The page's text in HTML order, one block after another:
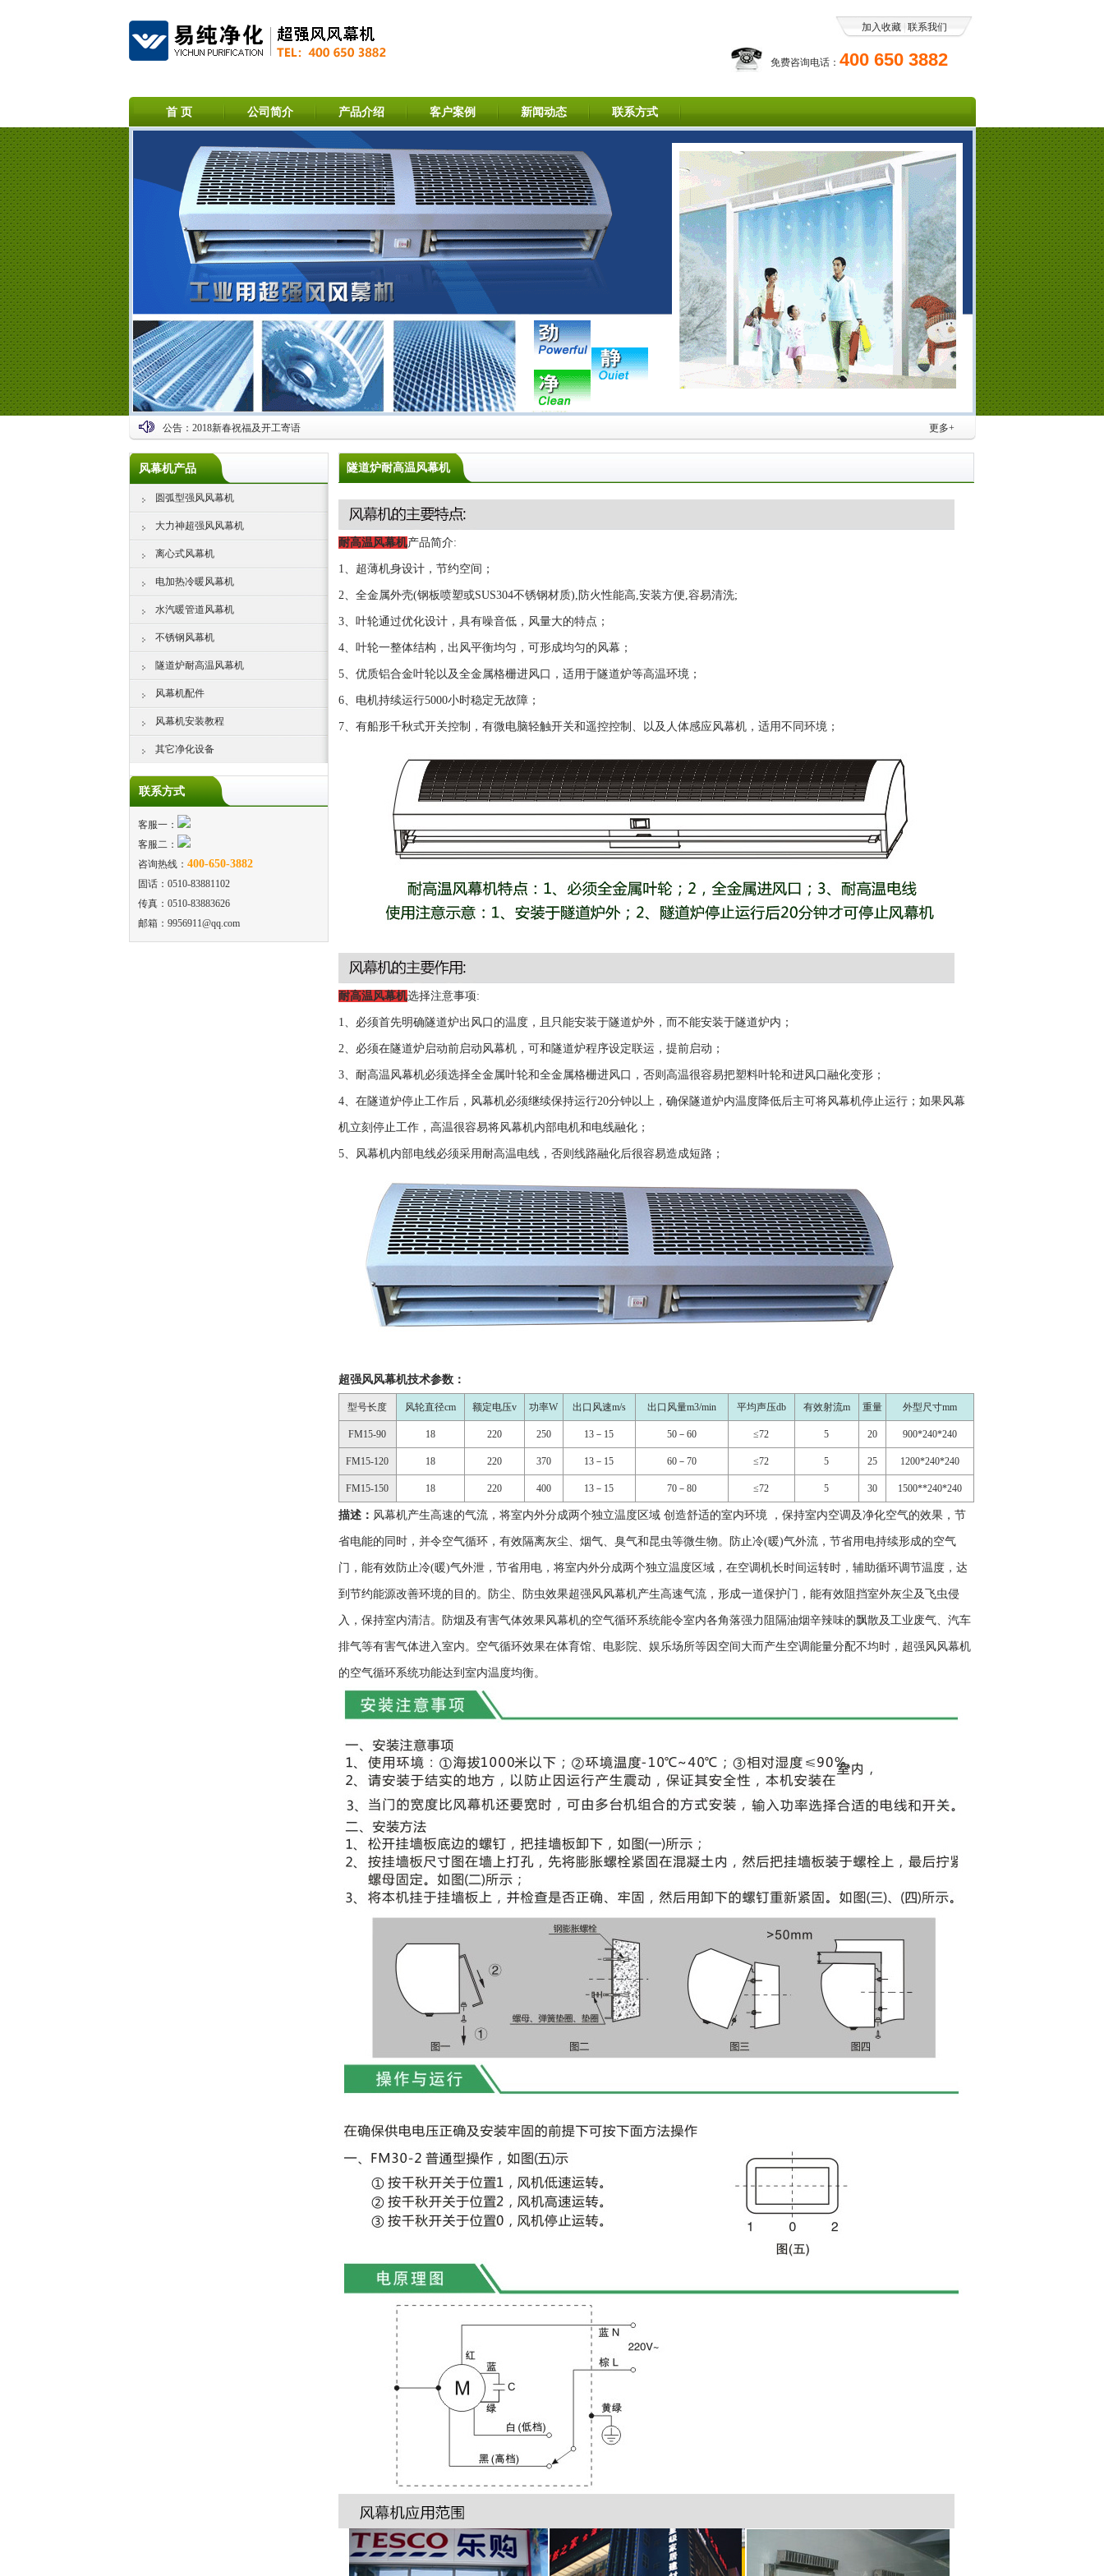
加入收藏| 联系我们
免费咨询电话： 400 650 3882
首 页 公司简介 产品介绍 客户案例 新闻动态 联系方式
公告： 2018新春祝福及开工寄语 更多+
风幕机产品
圆弧型强风风幕机
大力神超强风风幕机
离心式风幕机
电加热冷暖风幕机
水汽暖管道风幕机
不锈钢风幕机
隧道炉耐高温风幕机
风幕机配件
风幕机安装教程
其它净化设备
联系方式
客服一：
客服二：
咨询热线： 400-650-3882
固话：0510-83881102
传真：0510-83883626
邮箱：9956911@qq.com
隧道炉耐高温风幕机
耐高温风幕机产品简介:
1、超薄机身设计，节约空间；
2、全金属外壳(钢板喷塑或SUS304不锈钢材质),防火性能高,安装方便,容易清洗;
3、叶轮通过优化设计，具有噪音低，风量大的特点；
4、叶轮一整体结构，出风平衡均匀，可形成均匀的风幕；
5、优质铝合金叶轮以及全金属格栅进风口，适用于隧道炉等高温环境；
6、电机持续运行5000小时稳定无故障；
7、有船形千秋式开关控制，有微电脑轻触开关和遥控控制、以及人体感应风幕机，适用不同环境；
耐高温风幕机选择注意事项:
1、必须首先明确隧道炉出风口的温度，且只能安装于隧道炉外，而不能安装于隧道炉内；
2、必须在隧道炉启动前启动风幕机，可和隧道炉程序设定联运，提前启动；
3、耐高温风幕机必须选择全金属叶轮和全金属格栅进风口，否则高温很容易把塑料叶轮和进风口融化变形；
4、在隧道炉停止工作后，风幕机必须继续保持运行20分钟以上，确保隧道炉内温度降低后主可将风幕机停止运行；如果风幕
机立刻停止工作，高温很容易将风幕机内部电机和电线融化；
5、风幕机内部电线必须采用耐高温电线，否则线路融化后很容易造成短路；
超强风风幕机技术参数：
型号长度 风轮直径cm 额定电压v 功率W 出口风速m/s 出口风量m3/min 平均声压db 有效射流m 重量 外型尺寸mm
FM15-90 18 220 250 13－15 50－60 ≤72 5 20 900*240*240
FM15-120 18 220 370 13－15 60－70 ≤72 5 25 1200*240*240
FM15-150 18 220 400 13－15 70－80 ≤72 5 30 1500**240*240
描述： 风幕机产生高速的气流，将室内外分成两个独立温度区域 创造舒适的室内环境 ，保持室内空调及净化空气的效果，节
省电能的同时，并令空气循环，有效隔离灰尘、烟气、臭气和昆虫等微生物。防止冷(暖)气外流，节省用电持续形成的空气
门，能有效防止冷(暖)气外泄，节省用电，将室内外分成两个独立温度区域，在空调机长时间运转时，辅助循环调节温度，达
到节约能源改善环境的目的。防尘、防虫效果超强风风幕机产生高速气流，形成一道保护门，能有效阻挡室外灰尘及飞虫侵
入，保持室内清洁。防烟及有害气体效果风幕机的空气循环系统能令室内各角落强力阻隔油烟辛辣味的飘散及工业废气、汽车
排气等有害气体进入室内。空气循环效果在体育馆、电影院、娱乐场所等因空间大而产生空调能量分配不均时，超强风风幕机
的空气循环系统功能达到室内温度均衡。